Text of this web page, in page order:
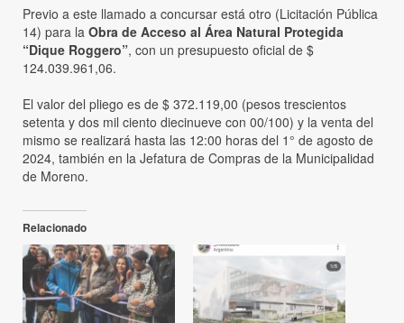
Previo a este llamado a concursar está otro (Licitación Pública
14) para la Obra de Acceso al Área Natural Protegida
“Dique Roggero”, con un presupuesto oficial de $
124.039.961,06.
El valor del pliego es de $ 372.119,00 (pesos trescientos
setenta y dos mil ciento diecinueve con 00/100) y la venta del
mismo se realizará hasta las 12:00 horas del 1° de agosto de
2024, también en la Jefatura de Compras de la Municipalidad
de Moreno.
Relacionado